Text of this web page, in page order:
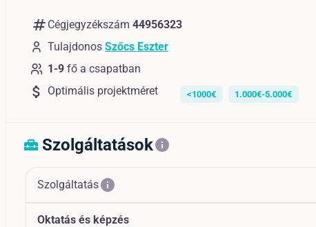
numbers Cégjegyzékszám 44956323
Tulajdonos Szőcs Eszter
1-9 fő a csapatban
attach_money Optimális projektméret <1000€ 1.000€-5.000€
home_repair_service Szolgáltatásokinfo
Szolgáltatásinfo
Oktatás és képzés